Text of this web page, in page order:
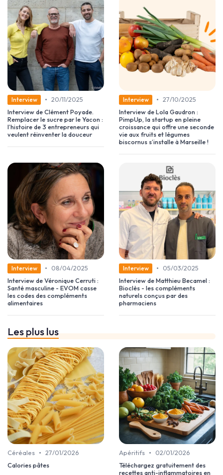
Interview • 20/11/2025
Interview de Clément Poyade.
Remplacer le sucre par le Yacon :
l’histoire de 3 entrepreneurs qui
veulent réinventer la douceur
Interview • 27/10/2025
Interview de Lola Gaudron :
PimpUp, la startup en pleine
croissance qui offre une seconde
vie aux fruits et légumes
biscornus s’installe à Marseille !
Interview •
08/04/2025
Interview de Véronique Cerruti :
Santé masculine - EVOM casse
les codes des compléments
alimentaires
Interview •
05/03/2025
Interview de Matthieu Becamel :
Bioclès - les compléments
naturels conçus par des
pharmaciens
Les plus lus
Céréales • 27/01/2026
Calories pâtes
Apéritifs •
02/01/2026
Téléchargez gratuitement des
recettes anti-inflammatoires en